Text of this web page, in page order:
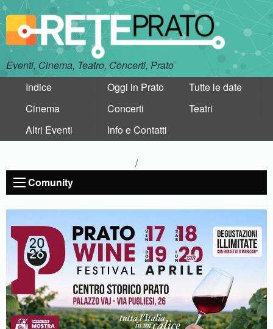
Eventi, Cinema, Teatro, Concerti, Prato
Indice
Oggi in Prato
Tutte le date
Cinema
Concerti
Teatri
Altri Eventi
Info e Contatti
/
Comunity